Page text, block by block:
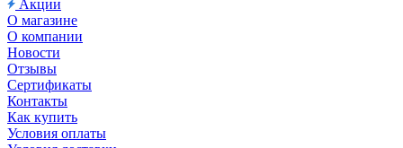
Акции
О магазине
О компании
Новости
Отзывы
Сертификаты
Контакты
Как купить
Условия оплаты